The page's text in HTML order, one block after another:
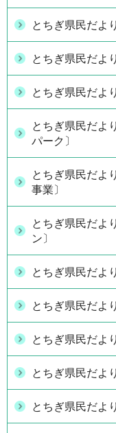
とちぎ県民だよ
とちぎ県民だよ
とちぎ県民だよ
とちぎ県民だよ
パーク〕
とちぎ県民だよ
事業〕
とちぎ県民だよ
ン〕
とちぎ県民だよ
とちぎ県民だよ
とちぎ県民だよ
とちぎ県民だよ
とちぎ県民だよ